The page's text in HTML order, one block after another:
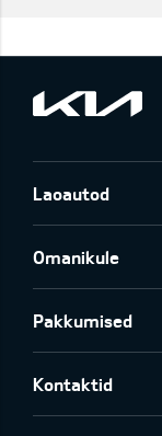
Laoautod
Omanikule
Pakkumised
Kontaktid